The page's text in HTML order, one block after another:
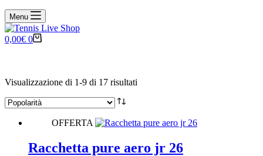
Menu
Carrello
0,00€ 0
Marchio
Visualizzazione di 1-9 di 17 risultati
OFFERTA
Racchetta pure aero jr 26